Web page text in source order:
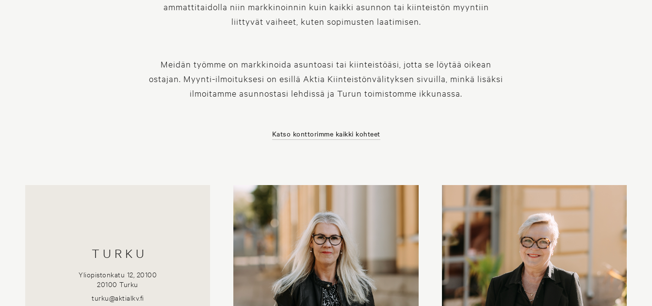
ammattitaidolla niin markkinoinnin kuin kaikki asunnon tai kiinteistön myyntiin
liittyvät vaiheet, kuten sopimusten laatimisen.
Meidän työmme on markkinoida asuntoasi tai kiinteistöäsi, jotta se löytää oikean
ostajan. Myynti-ilmoituksesi on esillä Aktia Kiinteistönvälityksen sivuilla, minkä lisäksi
ilmoitamme asunnostasi lehdissä ja Turun toimistomme ikkunassa.
Katso konttorimme kaikki kohteet
TURKU
Yliopistonkatu 12, 20100
20100 Turku
turku@aktialkv.fi